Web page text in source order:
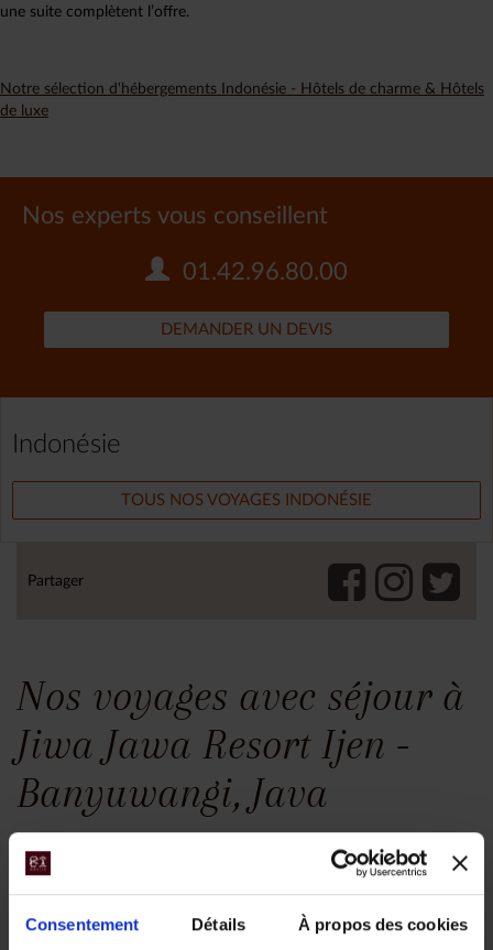
Consentement Détails À propos des cookies
une suite complètent l’offre.
Notre sélection d'hébergements Indonésie - Hôtels de charme & Hôtels
de luxe
Nos experts vous conseillent
01.42.96.80.00
DEMANDER UN DEVIS
Indonésie
TOUS NOS VOYAGES INDONÉSIE
Partager
Nos voyages avec séjour à
Jiwa Jawa Resort Ijen -
Banyuwangi, Java